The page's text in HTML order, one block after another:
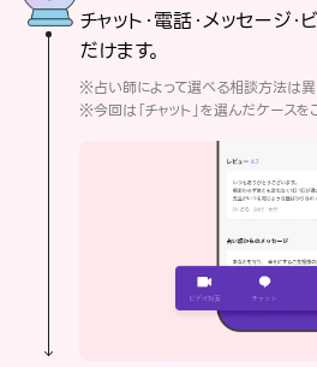
チャット・電話・メッセージ
だけます。
※占い師によって選べる相談方法は
※今回は「チャット」を選んだケースを